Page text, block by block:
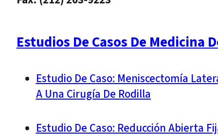
Estudios De Casos De Medicina
Estudio De Caso: Meniscectomía
A Una Cirugía De Rodilla
Estudio De Caso: Reducción Abierta